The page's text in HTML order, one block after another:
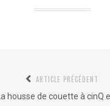
ARTICLE PRÉCÉDENT
Article
La housse de couette à cinQ